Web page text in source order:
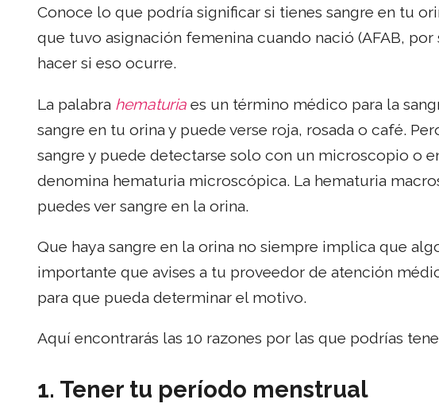
Conoce lo que podría significar si tienes sangre en tu
que tuvo asignación femenina cuando nació (AFAB, por
hacer si eso ocurre.
La palabra hematuria es un término médico para la
sangre en tu orina y puede verse roja, rosada o café.
sangre y puede detectarse solo con un microscopio o
denomina hematuria microscópica. La hematuria
puedes ver sangre en la orina.
Que haya sangre en la orina no siempre implica que
importante que avises a tu proveedor de atención
para que pueda determinar el motivo.
Aquí encontrarás las 10 razones por las que podrías
1. Tener tu período menstrual